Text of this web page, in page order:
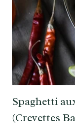
Spaghetti
(Crevettes